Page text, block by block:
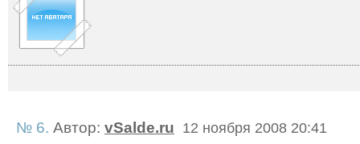
№ 6. Автор: vSalde.ru 12 ноября 2008 20:41